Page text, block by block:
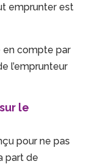
emprunter est
en compte par
l’emprunteur
le
pour ne pas
part de